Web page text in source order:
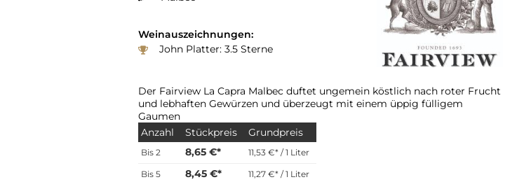
Weinauszeichnungen:
John Platter: 3.5 Sterne
Der Fairview La Capra Malbec duftet ungemein köstlich nach roter Frucht
und lebhaften Gewürzen und überzeugt mit einem üppig fülligem
Gaumen
Anzahl
Stückpreis Grundpreis
Bis 2 8,65 €* 11,53 €* / 1 Liter
Bis 5 8,45 €* 11,27 €* / 1 Liter